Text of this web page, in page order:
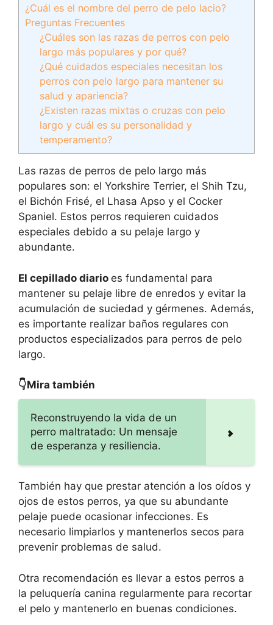
¿Cuál es el nombre del perro de pelo lacio?
Preguntas Frecuentes
¿Cuáles son las razas de perros con pelo
largo más populares y por qué?
¿Qué cuidados especiales necesitan los
perros con pelo largo para mantener su
salud y apariencia?
¿Existen razas mixtas o cruzas con pelo
largo y cuál es su personalidad y
temperamento?
Las razas de perros de pelo largo más
populares son: el Yorkshire Terrier, el Shih Tzu,
el Bichón Frisé, el Lhasa Apso y el Cocker
Spaniel. Estos perros requieren cuidados
especiales debido a su pelaje largo y
abundante.
El cepillado diario es fundamental para
mantener su pelaje libre de enredos y evitar la
acumulación de suciedad y gérmenes. Además,
es importante realizar baños regulares con
productos especializados para perros de pelo
largo.
👇Mira también
Reconstruyendo la vida de un
perro maltratado: Un mensaje
de esperanza y resiliencia.
También hay que prestar atención a los oídos y
ojos de estos perros, ya que su abundante
pelaje puede ocasionar infecciones. Es
necesario limpiarlos y mantenerlos secos para
prevenir problemas de salud.
Otra recomendación es llevar a estos perros a
la peluquería canina regularmente para recortar
el pelo y mantenerlo en buenas condiciones.